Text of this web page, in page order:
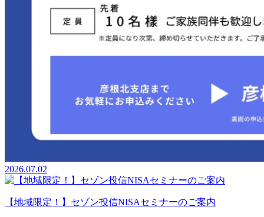
2026.07.02
【地域限定！】セゾン投信NISAセミナーのご案内